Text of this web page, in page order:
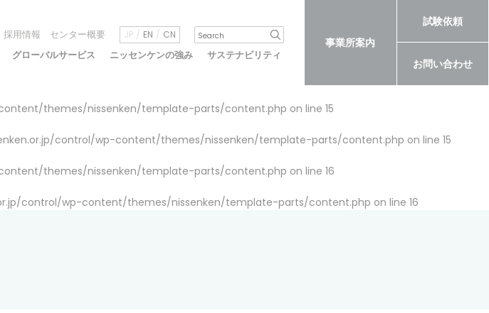
採用情報 センター概要 JP EN CN
グローバルサービス ニッセンケンの強み サステナビリティ
事業所案内
試験依頼
お問い合わせ
themes/nissenken/template-parts/content.php on line 15
control/wp-content/themes/nissenken/template-parts/content.php on line 15
themes/nissenken/template-parts/content.php on line 16
control/wp-content/themes/nissenken/template-parts/content.php on line 16